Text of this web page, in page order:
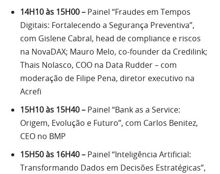
14H10 às 15H00 – Painel “Fraudes em Tempos
Digitais: Fortalecendo a Segurança Preventiva”,
com Gislene Cabral, head de compliance e riscos
na NovaDAX; Mauro Melo, co-founder da Credilink;
Thais Nolasco, COO na Data Rudder – com
moderação de Filipe Pena, diretor executivo na
Acrefi
15H10 às 15H40 – Painel “Bank as a Service:
Origem, Evolução e Futuro”, com Carlos Benitez,
CEO no BMP
15H50 às 16H40 – Painel “Inteligência Artificial:
Transformando Dados em Decisões Estratégicas”,